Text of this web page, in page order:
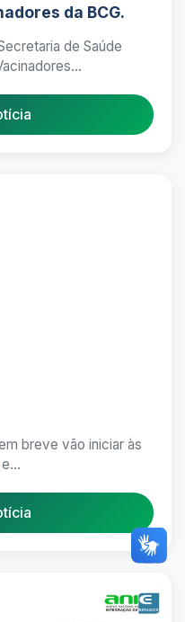
da BCG.
de Saúde
breve vão iniciar às